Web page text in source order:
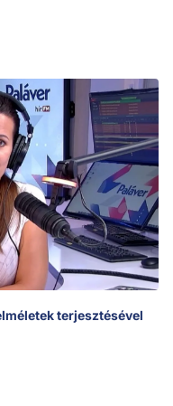
terjesztésével